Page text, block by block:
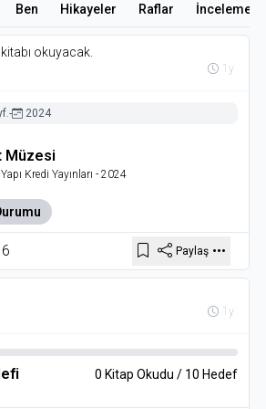
Ben Hikayeler Raflar
okuyacak.
1y
- 2024
Müzesi
Kredi Yayınları - 2024
Paylaş
1y
0 Kitap Okudu / 10 Hedef